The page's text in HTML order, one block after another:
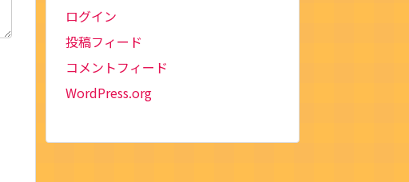
ログイン
投稿フィード
コメントフィード
WordPress.org